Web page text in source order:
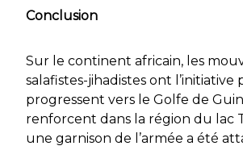
Conclusion
Sur le continent africain, les
salafistes-jihadistes ont
progressent vers le Golfe de
renforcent dans la région du lac
une garnison de l’armée a été